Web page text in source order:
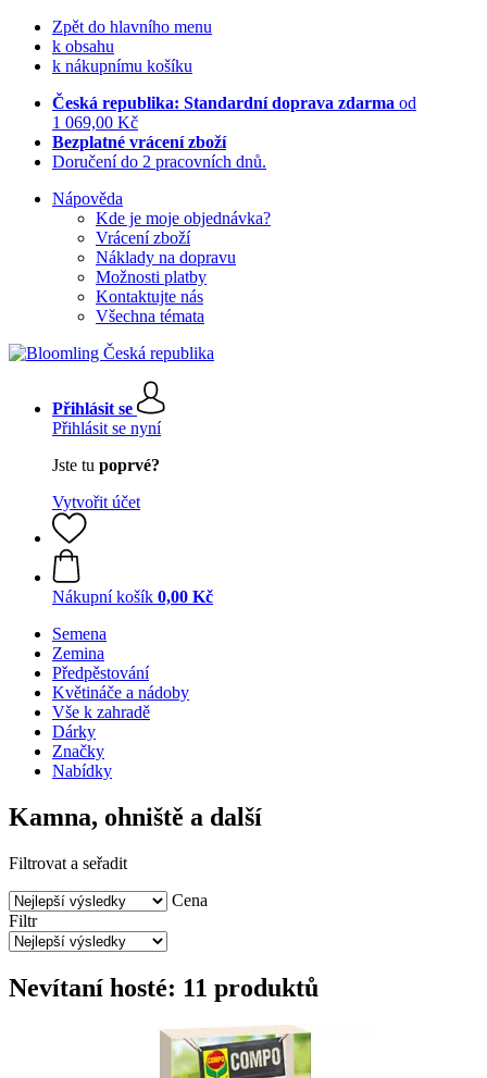
Zpět do hlavního menu
k obsahu
k nákupnímu košíku
Česká republika: Standardní doprava zdarma od
1 069,00 Kč
Bezplatné vrácení zboží
Doručení do 2 pracovních dnů.
Nápověda
Kde je moje objednávka?
Vrácení zboží
Náklady na dopravu
Možnosti platby
Kontaktujte nás
Všechna témata
Přihlásit se
Přihlásit se nyní
Jste tu poprvé?
Vytvořit účet
Nákupní košík 0,00 Kč
Semena
Zemina
Předpěstování
Květináče a nádoby
Vše k zahradě
Dárky
Značky
Nabídky
Kamna, ohniště a další
Filtrovat a seřadit
Cena
Filtr
Nevítaní hosté: 11 produktů